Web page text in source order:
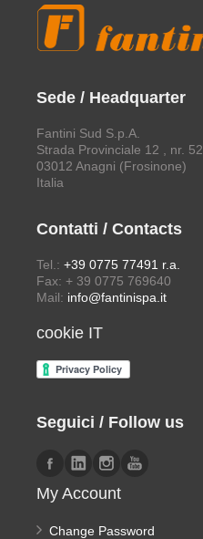
Sede / Headquarter
Fantini Sud S.p.A.
Strada Provinciale 12 , nr. 52
03012 Anagni (Frosinone)
Italia
Contatti / Contacts
Tel.: +39 0775 77491 r.a.
Fax: + 39 0775 769640
Mail: info@fantinispa.it
cookie IT
Seguici / Follow us
My Account
Change Password